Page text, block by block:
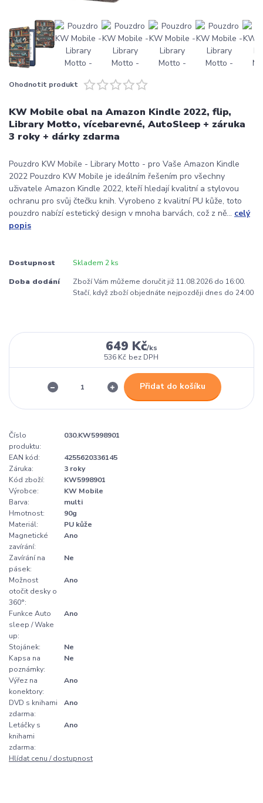
Ohodnotit produkt
KW Mobile obal na Amazon Kindle 2022, flip,
Library Motto, vícebarevné, AutoSleep + záruka
3 roky + dárky zdarma
Pouzdro KW Mobile - Library Motto - pro Vaše Amazon Kindle
2022 Pouzdro KW Mobile je ideálním řešením pro všechny
uživatele Amazon Kindle 2022, kteří hledají kvalitní a stylovou
ochranu pro svůj čtečku knih. Vyrobeno z kvalitní PU kůže, toto
pouzdro nabízí estetický design v mnoha barvách, což z ně... celý
popis
Dostupnost Skladem 2 ks
Doba dodání
Zboží Vám můžeme doručit již 11.08.2026 do 16:00.
Stačí, když zboží objednáte nejpozději dnes do 24:00
649 Kč/ks
536 Kč bez DPH
Přidat do košíku
Číslo
produktu:
030.KW5998901
EAN kód:
4255620336145
Záruka:
3 roky
Kód zboží:
KW5998901
Výrobce:
KW Mobile
Barva:
multi
Hmotnost:
90g
Materiál:
PU kůže
Magnetické
zavírání:
Ano
Zavírání na
pásek:
Ne
Možnost
otočit desky o
360°:
Ano
Funkce Auto
sleep / Wake
up:
Ano
Stojánek:
Ne
Kapsa na
poznámky:
Ne
Výřez na
konektory:
Ano
DVD s knihami
zdarma:
Ano
Letáčky s
knihami
zdarma:
Ano
Hlídat cenu / dostupnost